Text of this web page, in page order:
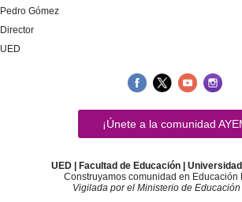
Pedro Gómez
Director
UED
¡Únete a la comunidad
UED | Facultad de Educación |
Construyamos comunidad en Educación
Vigilada por el Ministerio de